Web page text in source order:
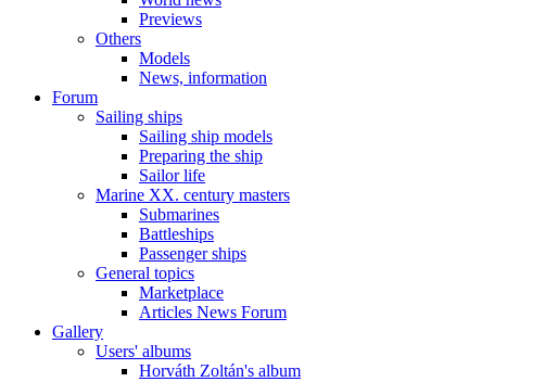
Previews
Others
Models
News, information
Forum
Sailing ships
Sailing ship models
Preparing the ship
Sailor life
Marine XX. century masters
Submarines
Battleships
Passenger ships
General topics
Marketplace
Articles News Forum
Gallery
Users' albums
Horváth Zoltán's album